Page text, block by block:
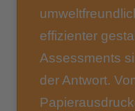
effizienter
Assessments
der Antwort.